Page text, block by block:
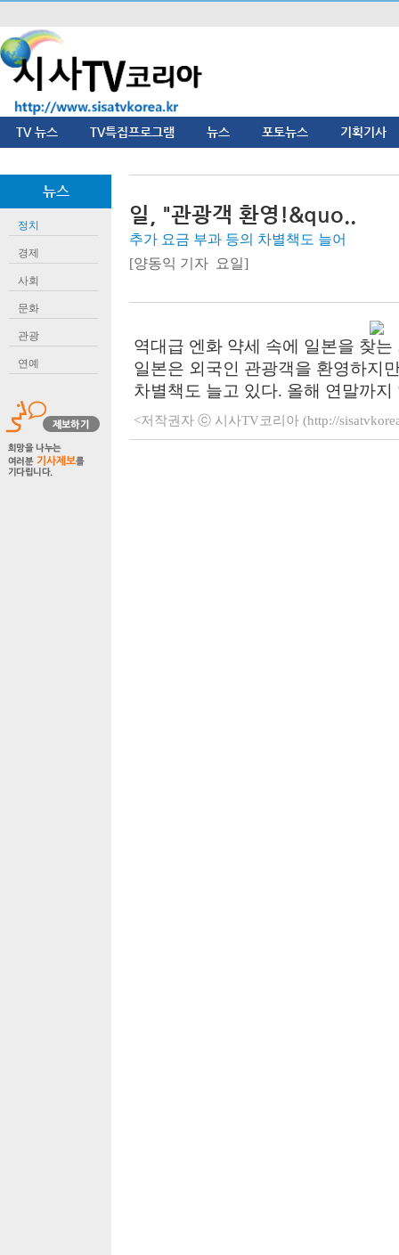
TV 뉴스 TV특집프로그램 뉴스 포토뉴스 기획기사
뉴스
정치
경제
사회
문화
관광
연예
일, "관광객 환영!&quo..
추가 요금 부과 등의 차별책도 늘어
[양동익 기자 요일]
역대급 엔화 약세 속에 일본을 찾
일본은 외국인 관광객을 환영하지
차별책도 늘고 있다. 올해 연말까지
<저작권자 ⓒ 시사TV코리아 (http://